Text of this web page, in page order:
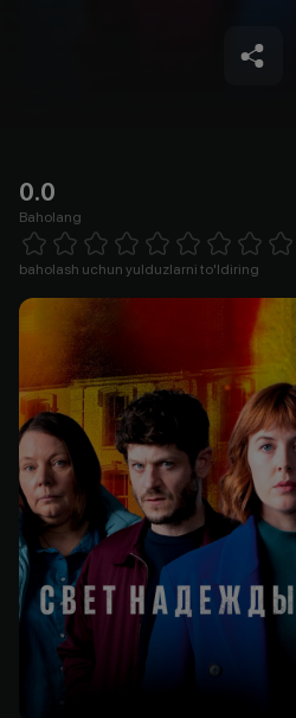
0.0
Baholang
1 Star 2 Stars 3 Stars 4 Stars5 Stars 6 Stars7 Stars8 Stars
baholash uchun yulduzlarni to'ldiring